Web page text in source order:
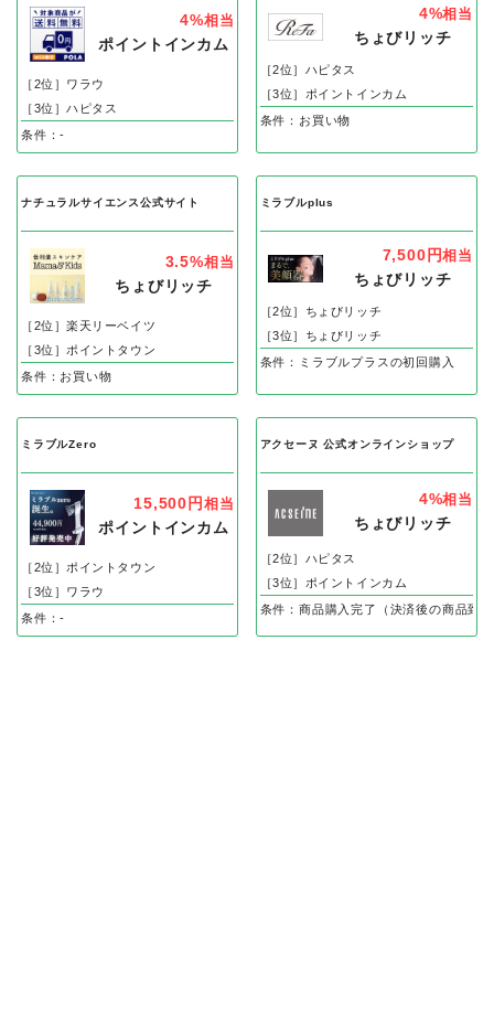
4%相当
ポイントインカム
［2位］ワラウ
［3位］ハピタス
条件：-
4%相当
ちょびリッチ
［2位］ハピタス
［3位］ポイントインカム
条件：お買い物
ナチュラルサイエンス公式サイト
3.5%相当
ちょびリッチ
［2位］楽天リーベイツ
［3位］ポイントタウン
条件：お買い物
ミラブルplus
7,500円相当
ちょびリッチ
［2位］ちょびリッチ
［3位］ちょびリッチ
条件：ミラブルプラスの初回購入
ミラブルZero
15,500円 相当
ポイントインカム
［2位］ポイントタウン
［3位］ワラウ
条件：-
アクセーヌ 公式オンラインショップ
4%相当
ちょびリッチ
［2位］ハピタス
［3位］ポイントインカム
条件：商品購入完了（決済後の商品到